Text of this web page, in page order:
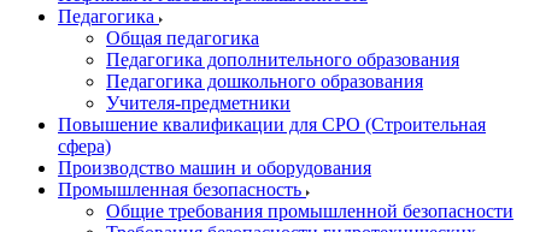
Педагогика
Общая педагогика
Педагогика дополнительного образования
Педагогика дошкольного образования
Учителя-предметники
Повышение квалификации для СРО (Строительная
сфера)
Производство машин и оборудования
Промышленная безопасность
Общие требования промышленной безопасности